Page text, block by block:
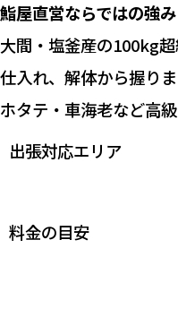
鮨屋直営ならではの強み
大間・塩釜産の100kg
仕入れ、解体から握り
ホタテ・車海老など高
出張対応エリア
料金の目安